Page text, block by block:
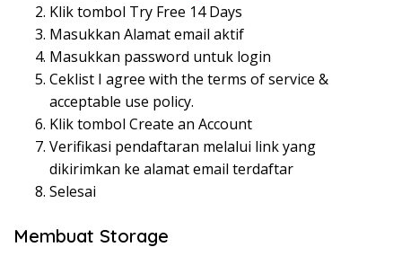
Klik tombol Try Free 14 Days
Masukkan Alamat email aktif
Masukkan password untuk login
Ceklist I agree with the terms of service &
acceptable use policy.
Klik tombol Create an Account
Verifikasi pendaftaran melalui link yang
dikirimkan ke alamat email terdaftar
Selesai
Membuat Storage